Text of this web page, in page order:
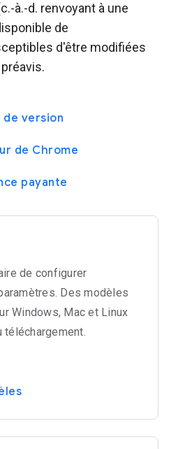
à.-d. renvoyant à une
de
d'être modifiées
de version
de Chrome
payante
de configurer
Des modèles
Windows, Mac et Linux